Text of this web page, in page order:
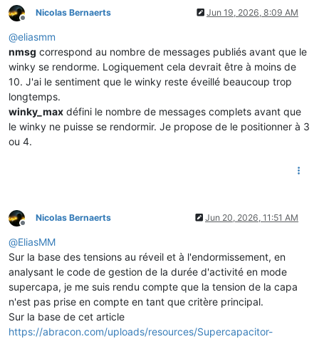
Offline
Nicolas Bernaerts Jun 19, 2026, 8:09 AM
@eliasmm
nmsg correspond au nombre de messages publiés avant que le
winky se rendorme. Logiquement cela devrait être à moins de
10. J'ai le sentiment que le winky reste éveillé beaucoup trop
longtemps.
winky_max défini le nombre de messages complets avant que
le winky ne puisse se rendormir. Je propose de le positionner à 3
ou 4.
Offline
Nicolas Bernaerts Jun 20, 2026, 11:51 AM
@EliasMM
Sur la base des tensions au réveil et à l'endormissement, en
analysant le code de gestion de la durée d'activité en mode
supercapa, je me suis rendu compte que la tension de la capa
n'est pas prise en compte en tant que critère principal.
Sur la base de cet article
https://abracon.com/uploads/resources/Supercapacitor-